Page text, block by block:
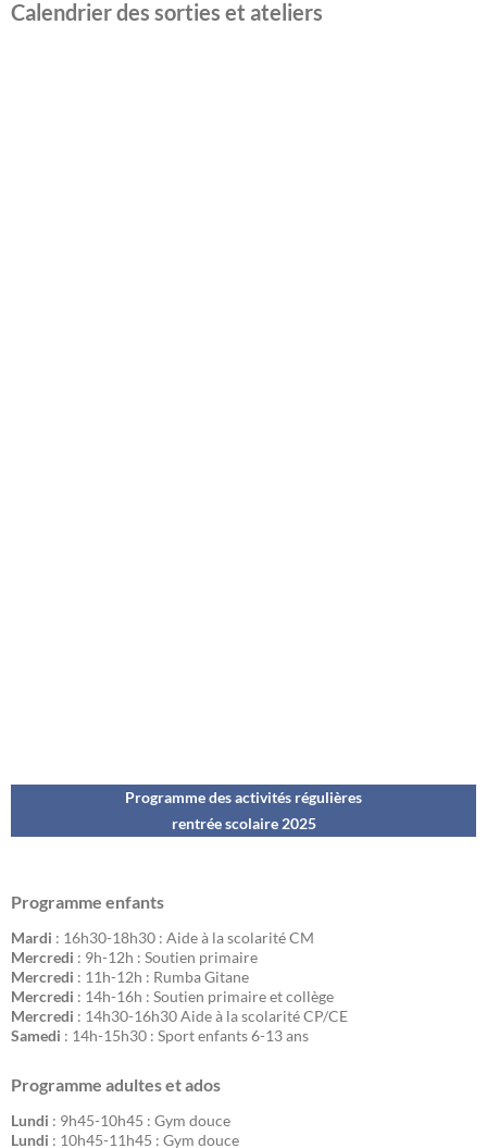
Calendrier des sorties et ateliers
Programme des activités régulières
rentrée scolaire 2025
Programme enfants
Mardi : 16h30-18h30 : Aide à la scolarité CM
Mercredi : 9h-12h : Soutien primaire
Mercredi : 11h-12h : Rumba Gitane
Mercredi : 14h-16h : Soutien primaire et collège
Mercredi : 14h30-16h30 Aide à la scolarité CP/CE
Samedi : 14h-15h30 : Sport enfants 6-13 ans
Programme adultes et ados
Lundi : 9h45-10h45 : Gym douce
Lundi : 10h45-11h45 : Gym douce